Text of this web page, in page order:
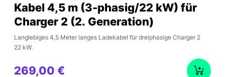
Kabel 4,5 m (3-phasig/22 kW) für
Charger 2 (2. Generation)
Langlebiges 4,5 Meter langes Ladekabel für dreiphasige Charger 2
22 kW.
269,00 €